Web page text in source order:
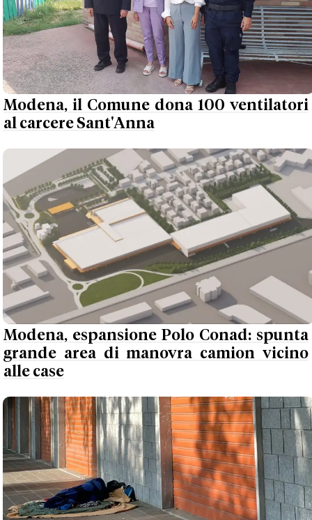
Modena, il Comune dona 100 ventilatori
al carcere Sant'Anna
Modena, espansione Polo Conad: spunta
grande area di manovra camion vicino
alle case